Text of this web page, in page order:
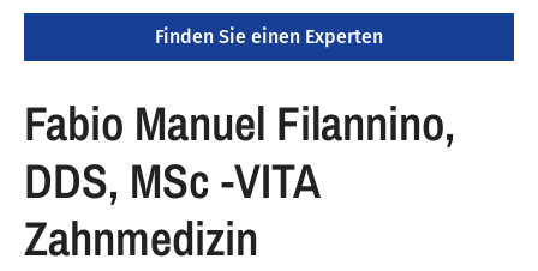
Finden Sie einen Experten
Fabio Manuel Filannino,
DDS, MSc -VITA
Zahnmedizin